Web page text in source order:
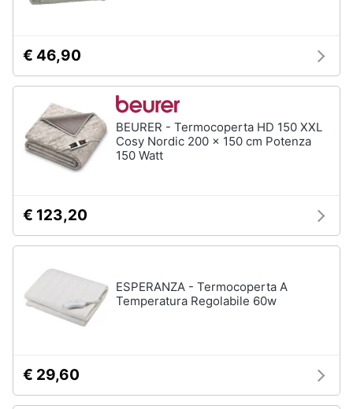
Festività
e
ricorrenze
Promozioni
Assistenza
clienti
Esci
€ 46,90
BEURER - Termocoperta HD 150 XXL
Cosy Nordic 200 x 150 cm Potenza
150 Watt
€ 123,20
ESPERANZA - Termocoperta A
Temperatura Regolabile 60w
€ 29,60